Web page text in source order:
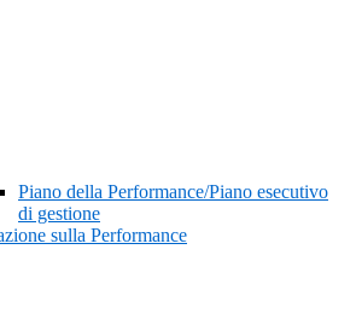
Piano della Performance/Piano esecutivo
di gestione
sulla Performance